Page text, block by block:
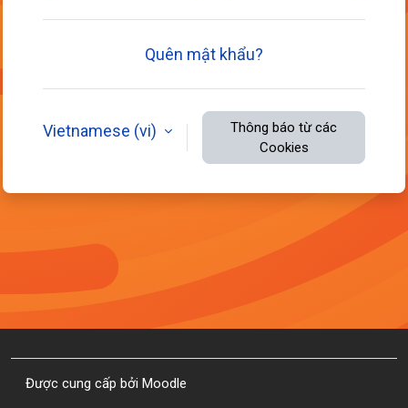
Quên mật khẩu?
Vietnamese ‎(vi)‎
Thông báo từ các
Cookies
Được cung cấp bởi Moodle